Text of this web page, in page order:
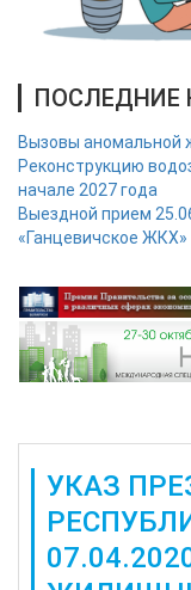
ПОСЛЕДНИЕ
Вызовы аномальной
Реконструкцию
начале 2027 года
Выездной прием
«Ганцевичское ЖКХ»
УКАЗ